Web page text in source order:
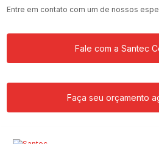
Entre em contato com um de nossos
Fale com a Santec
Faça seu orçamento